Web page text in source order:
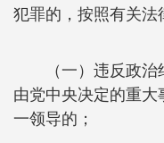
犯罪的，按照有关法
（一）违反政
由党中央决定的重
一领导的；